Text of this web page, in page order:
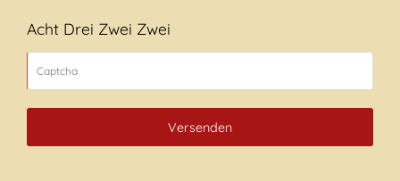
Acht Drei Zwei Zwei
Versenden